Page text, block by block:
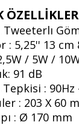
: 5,25'' 13 cm
/ 5W /
91 dB
: 90Hz
: 203 X 60
: Ø 170 mm